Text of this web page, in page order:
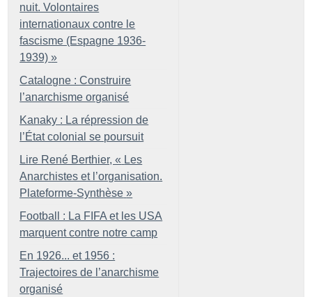
nuit. Volontaires
internationaux contre le
fascisme (Espagne 1936-
1939) »
Catalogne : Construire
l’anarchisme organisé
Kanaky : La répression de
l’État colonial se poursuit
Lire René Berthier, « Les
Anarchistes et l’organisation.
Plateforme-Synthèse »
Football : La FIFA et les USA
marquent contre notre camp
En 1926... et 1956 :
Trajectoires de l’anarchisme
organisé